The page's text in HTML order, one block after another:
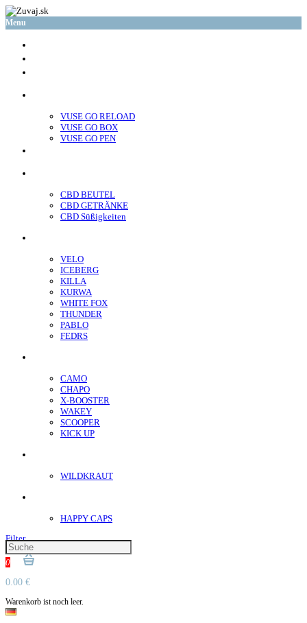
Menu
VUSE GO RELOAD
VUSE GO BOX
VUSE GO PEN
CBD BEUTEL
CBD GETRÄNKE
CBD Süßigkeiten
VELO
ICEBERG
KILLA
KURWA
WHITE FOX
THUNDER
PABLO
FEDRS
CAMO
CHAPO
X-BOOSTER
WAKEY
SCOOPER
KICK UP
WILDKRAUT
HAPPY CAPS
Filter
0
0.00 €
Warenkorb ist noch leer.